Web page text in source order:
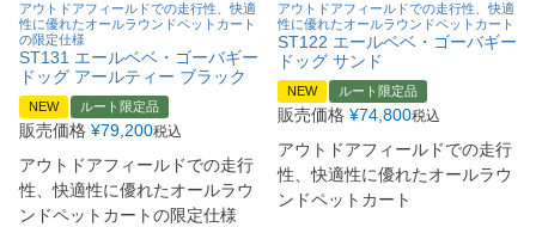
アウトドアフィールドでの走行性、快適
性に優れたオールラウンドペットカート
の限定仕様
ST131 エールベベ・ゴーバギー
ドッグ アールティー ブラック
NEW ルート限定品
販売価格 ¥79,200税込
アウトドアフィールドでの走行
性、快適性に優れたオールラウ
ンドペットカートの限定仕様
アウトドアフィールドでの走行性、快適
性に優れたオールラウンドペットカート
ST122 エールベベ・ゴーバギー
ドッグ サンド
NEW ルート限定品
販売価格 ¥74,800税込
アウトドアフィールドでの走行
性、快適性に優れたオールラウ
ンドペットカート